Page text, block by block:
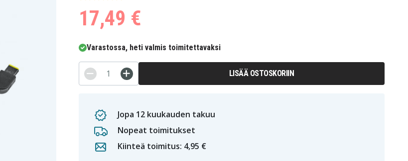
17,49 €
Varastossa, heti valmis toimitettavaksi
LISÄÄ OSTOSKORIIN
Jopa 12 kuukauden takuu
Nopeat toimitukset
Kiinteä toimitus: 4,95 €